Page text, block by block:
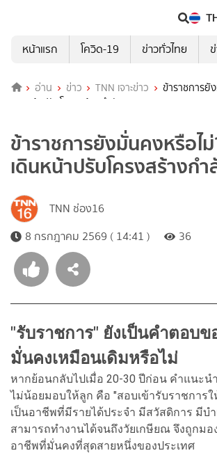
หน้าแรก
โควิด-19 ข่าวทั่วไทย
อ่าน ข่าว TNN เจาะข่าว
ข้าราชการยั
เดินหน้าปรับโครงสร้างกำลังคน
ข้าราชการยังมั่นคงหรือไม่
เดินหน้าปรับโครงสร้างก
TNN ช่อง16
8 กรกฎาคม 2569 ( 14:41 )
36
"รับราชการ" ยังเป็นคำตอบข
มั่นคงเหมือนเดิมหรือไม่
หากย้อนกลับไปเมื่อ 20-30 ปีก่อน คำแนะ
ไม่น้อยมอบให้ลูก คือ "สอบเข้ารับราชการใ
เป็นอาชีพที่มีรายได้ประจำ มีสวัสดิการ มีบ
สามารถทำงานได้จนถึงวัยเกษียณ จึงถูกมอ
อาชีพที่มั่นคงที่สุดสายหนึ่งของประเทศ